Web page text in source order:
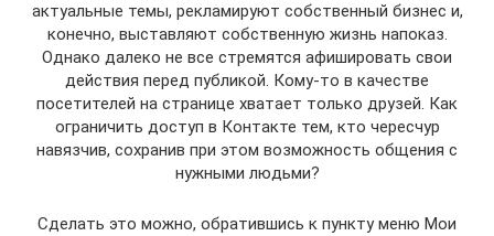
актуальные темы, рекламируют собственный бизнес и,
конечно, выставляют собственную жизнь напоказ.
Однако далеко не все стремятся афишировать свои
действия перед публикой. Кому-то в качестве
посетителей на странице хватает только друзей. Как
ограничить доступ в Контакте тем, кто чересчур
навязчив, сохранив при этом возможность общения с
нужными людьми?
Сделать это можно, обратившись к пункту меню Мои